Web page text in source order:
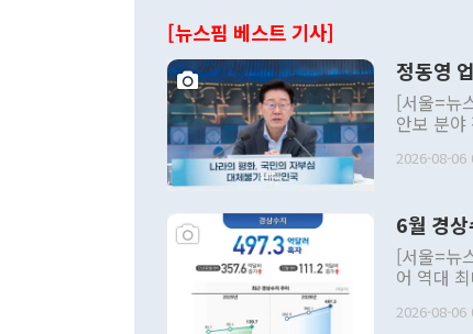
[뉴스핌 베스트 기사]
정동영
[서울=뉴
안보 분
발언 중에
주의적 희
관의 대북
관 부처
관의 무리
다. [정동영 통일부 장관이 지난달 23일 오후 서울 종로구 정부서울청사에
2026-08-06
6월 경
[서울=뉴
어 역대
료=한국은행] 한국은행이 6일 발표한 '2026년 6월
2026-08-06